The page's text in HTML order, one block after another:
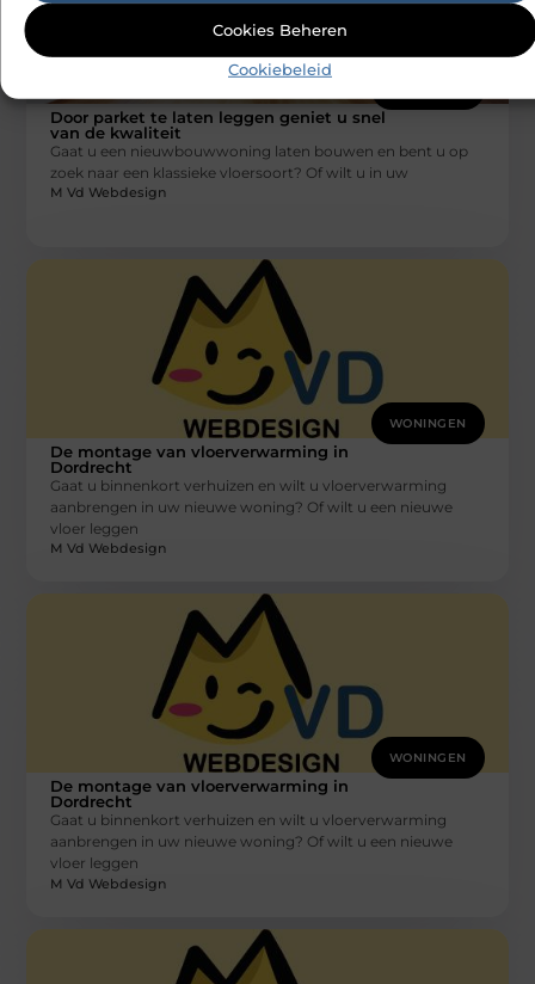
Cookies Beheren
Cookiebeleid
Door parket te laten leggen geniet u snel
van de kwaliteit
Gaat u een nieuwbouwwoning laten bouwen en bent u op
zoek naar een klassieke vloersoort? Of wilt u in uw
M Vd Webdesign
WONINGEN
De montage van vloerverwarming in
Dordrecht
Gaat u binnenkort verhuizen en wilt u vloerverwarming
aanbrengen in uw nieuwe woning? Of wilt u een nieuwe
vloer leggen
M Vd Webdesign
WONINGEN
De montage van vloerverwarming in
Dordrecht
Gaat u binnenkort verhuizen en wilt u vloerverwarming
aanbrengen in uw nieuwe woning? Of wilt u een nieuwe
vloer leggen
M Vd Webdesign